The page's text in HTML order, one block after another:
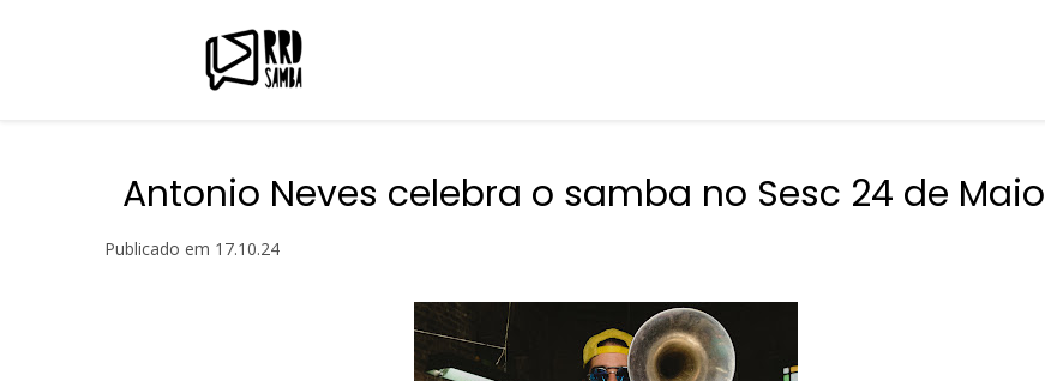
Antonio Neves celebra o samba no Sesc 24 de Maio
Publicado em 17.10.24